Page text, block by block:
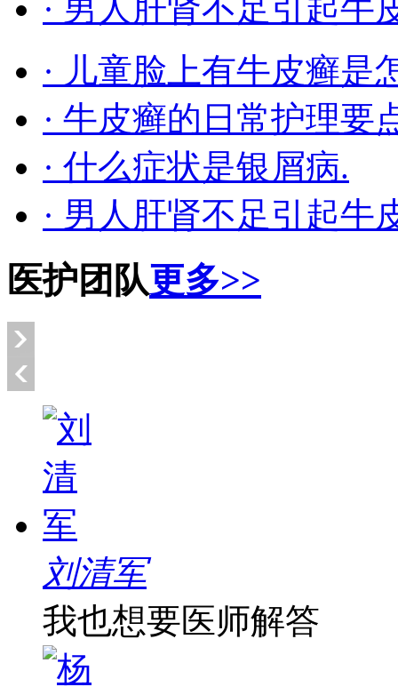
· 男人肝肾不足引起牛
· 儿童脸上有牛皮癣是
· 牛皮癣的日常护理要
· 什么症状是银屑病.
· 男人肝肾不足引起牛
医护团队更多>>
刘清军
我也想要医师解答